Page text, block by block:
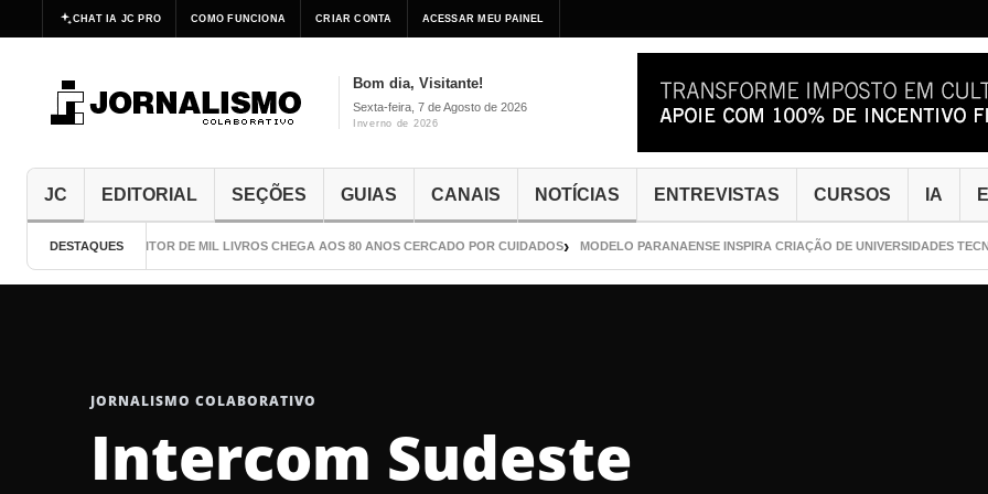
CHAT IA JC PRO COMO FUNCIONA CRIAR CONTA ACESSAR MEU PAINEL
Bom dia, Visitante!
Sexta-feira, 7 de Agosto de 2026
Inverno de 2026
JC EDITORIAL SEÇÕES GUIAS CANAIS NOTÍCIAS ENTREVISTAS CURSOS IA
DESTAQUESO ESCRITOR DE MIL LIVROS CHEGA AOS 80 ANOS CERCADO POR CUIDADOS MODELO PARANAENSE INSPIRA CRIAÇÃO DE UNIVERSIDADES
JORNALISMO COLABORATIVO
Intercom Sudeste